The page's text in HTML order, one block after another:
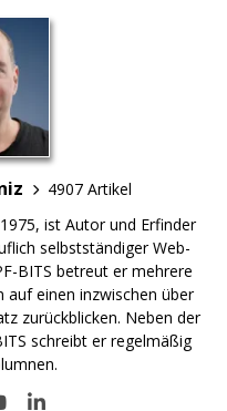
4907 Artikel
ist Autor und Erfinder
selbstständiger Web-
BITS betreut er mehrere
einen inzwischen über
zurückblicken. Neben der
schreibt er regelmäßig